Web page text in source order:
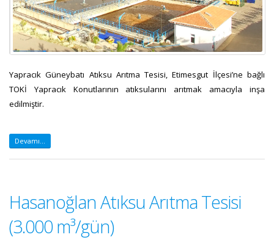
Yapracık Güneybatı Atıksu Arıtma Tesisi, Etimesgut İlçesi’ne bağlı
TOKİ Yapracık Konutlarının atıksularını arıtmak amacıyla inşa
edilmiştir.
Devamı...
Hasanoğlan Atıksu Arıtma Tesisi
(3.000 m³/gün)